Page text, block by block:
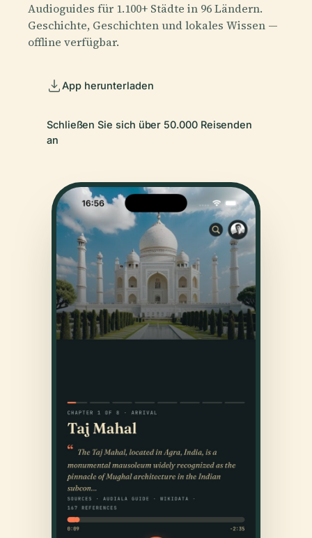
Audioguides für 1.100+ Städte in 96 Ländern.
Geschichte, Geschichten und lokales Wissen —
offline verfügbar.
App herunterladen
Schließen Sie sich über 50.000 Reisenden
an